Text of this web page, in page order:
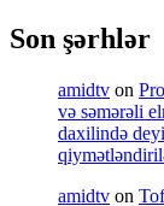
Son şərhlər
amidtv on
və səmərəli
daxilində
amidtv on